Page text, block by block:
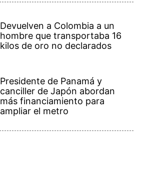
Devuelven a Colombia a un
hombre que transportaba 16
kilos de oro no declarados
Presidente de Panamá y
canciller de Japón abordan
más financiamiento para
ampliar el metro